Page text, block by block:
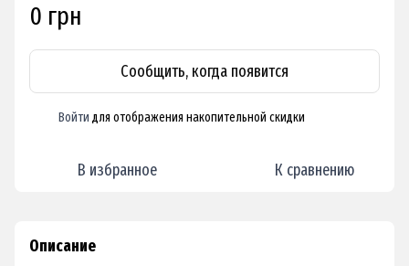
0 грн
Сообщить, когда появится
Войти для отображения накопительной скидки
В избранное К сравнению
Описание